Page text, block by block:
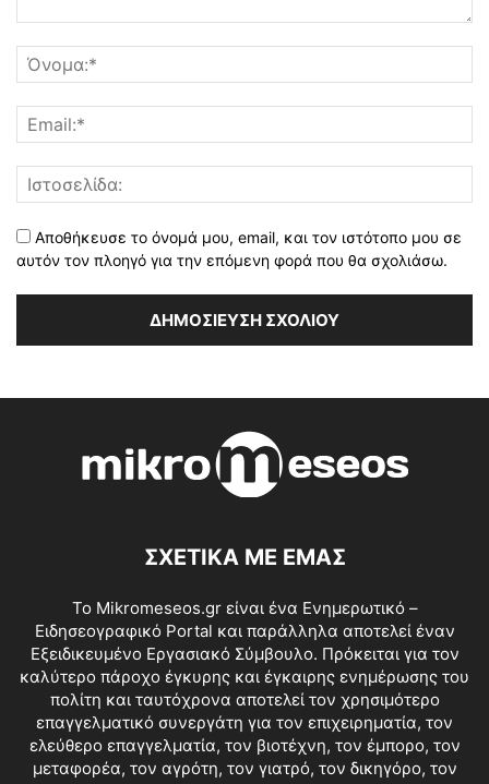
Αποθήκευσε το όνομά μου, email, και τον ιστότοπο μου σε
αυτόν τον πλοηγό για την επόμενη φορά που θα σχολιάσω.
ΣΧΕΤΙΚΑ ΜΕ ΕΜΑΣ
Το Mikromeseos.gr είναι ένα Ενημερωτικό –
Ειδησεογραφικό Portal και παράλληλα αποτελεί έναν
Εξειδικευμένο Εργασιακό Σύμβουλο. Πρόκειται για τον
καλύτερο πάροχο έγκυρης και έγκαιρης ενημέρωσης του
πολίτη και ταυτόχρονα αποτελεί τον χρησιμότερο
επαγγελματικό συνεργάτη για τον επιχειρηματία, τον
ελεύθερο επαγγελματία, τον βιοτέχνη, τον έμπορο, τον
μεταφορέα, τον αγρότη, τον γιατρό, τον δικηγόρο, τον